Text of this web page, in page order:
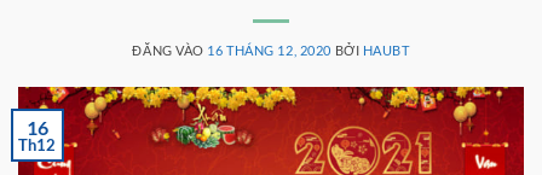
ĐĂNG VÀO 16 THÁNG 12, 2020 BỞI HAUBT
16
Th12